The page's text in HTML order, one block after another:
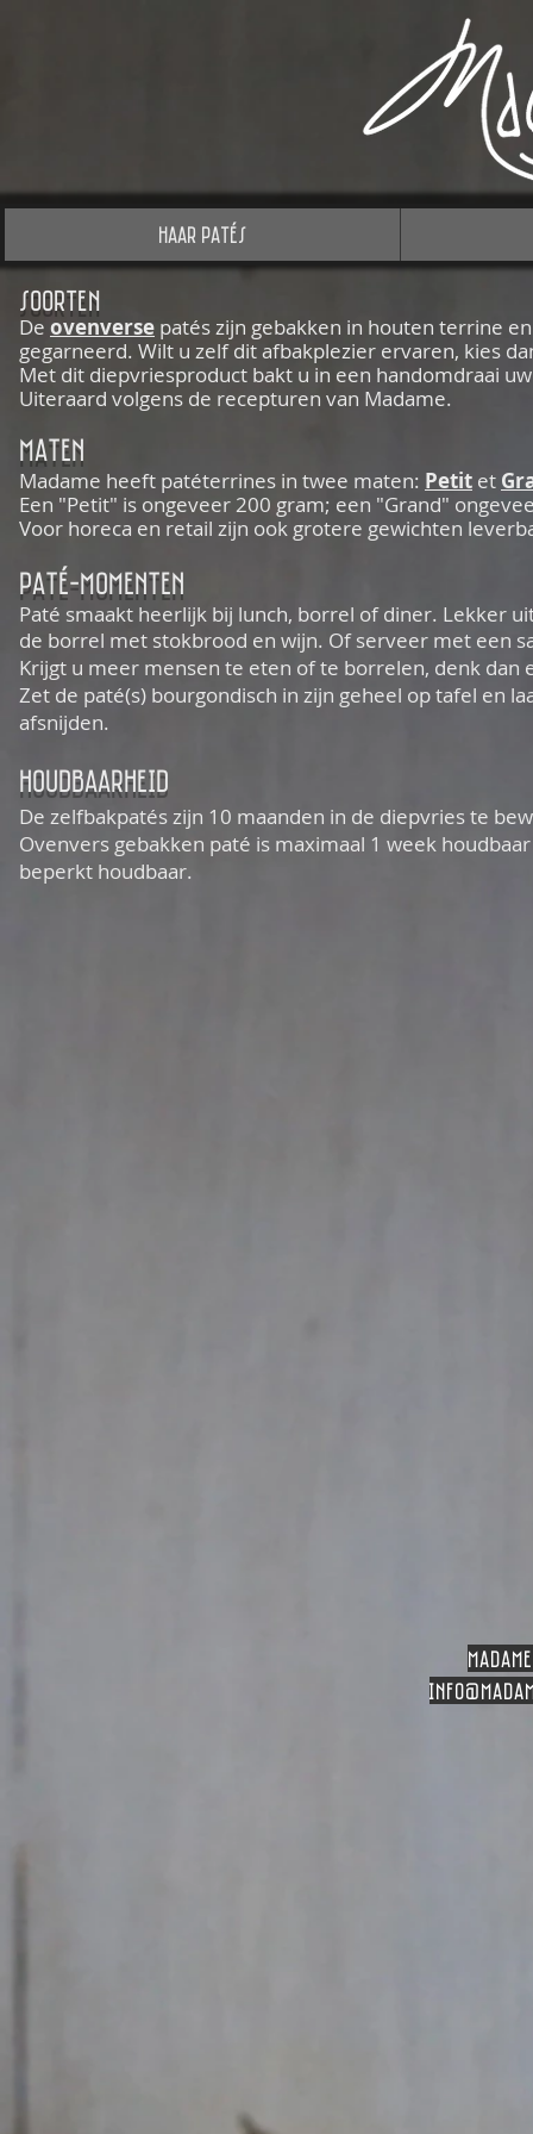
Haar Patés
soorten
De ovenverse patés zijn gebakken in houten terrine
gegarneerd. Wilt u zelf dit afbakplezier ervaren, kies
Met dit diepvriesproduct bakt u in een handomdraai
Uiteraard volgens de recepturen van Madame.
maten
Madame heeft patéterrines in twee maten: Petit et
Een "Petit" is ongeveer 200 gram; een "Grand"
Voor horeca en retail zijn ook grotere gewichten
paté-momenten
Paté smaakt heerlijk bij lunch, borrel of diner. Lekker
de borrel met stokbrood en wijn. Of serveer met een
Krijgt u meer mensen te eten of te borrelen, denk dan
Zet de paté(s) bourgondisch in zijn geheel op tafel en
afsnijden.
houdbaarheid
De zelfbakpatés zijn 10 maanden in de diepvries te
Ovenvers gebakken paté is maximaal 1 week
beperkt houdbaar.
info